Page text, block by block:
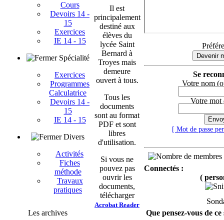
Cours
Devoirs 14 -
15
Exercices
IE 14 - 15
Spécialité
Exercices
Programmes
Calculatrice
Devoirs 14 -
15
IE 14 - 15
Divers
Activités
Fiches
méthode
Travaux
pratiques
Les archives
Il est
principalement
destiné aux
élèves du
lycée Saint
Bernard à
Troyes mais
demeure
ouvert à tous.
Tous les
documents
sont au format
PDF et sont
libres
d'utilisation.
Si vous ne
pouvez pas
ouvrir les
documents,
télécharger
Acrobat Reader
Devenir
Se
Votre nom
Votre mot
[ Mot de passe
Connectés :
(
Que pensez-vous de ce